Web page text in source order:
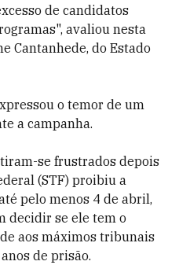
de candidatos
avaliou nesta
Cantanhede, do Estado
o temor de um
a campanha.
se frustrados depois
(STF) proibiu a
pelo menos 4 de abril,
decidir se ele tem o
aos máximos tribunais
de prisão.